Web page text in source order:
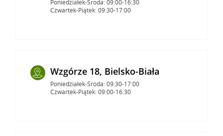
Poniedziałek-Środa: 09:00-16:30
Czwartek-Piątek: 09:30-17:00
Wzgórze 18, Bielsko-Biała
Poniedziałek-Środa: 09:30-17:00
Czwartek-Piątek: 09:00-16:30